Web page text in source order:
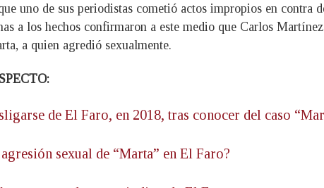
uno de sus periodistas cometió actos impropios en contra
a los hechos confirmaron a este medio que Carlos
a quien agredió sexualmente.
de El Faro, en 2018, tras conocer del caso
sexual de “Marta” en El Faro?